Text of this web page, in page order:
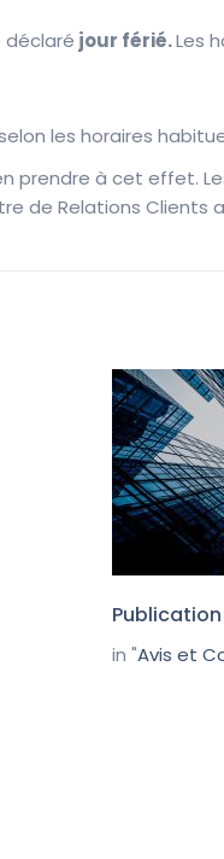
déclaré jour férié.Les
les horaires
prendre à cet effet.
de Relations Clients
in "Avis et